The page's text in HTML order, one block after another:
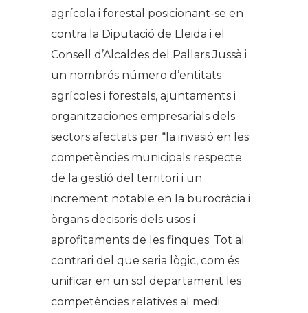
agrícola i forestal posicionant-se en
contra la Diputació de Lleida i el
Consell d’Alcaldes del Pallars Jussà i
un nombrós número d’entitats
agrícoles i forestals, ajuntaments i
organitzaciones empresarials dels
sectors afectats per “la invasió en les
competències municipals respecte
de la gestió del territori i un
increment notable en la burocràcia i
òrgans decisoris dels usos i
aprofitaments de les finques. Tot al
contrari del que seria lògic, com és
unificar en un sol departament les
competències relatives al medi